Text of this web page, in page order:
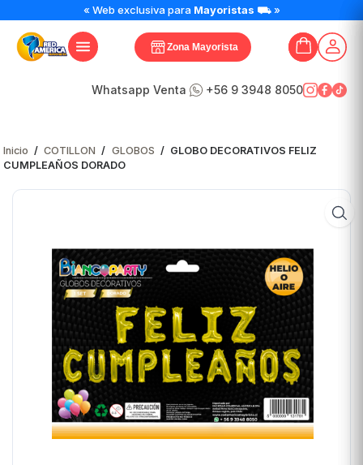
« Web exclusiva para Mayoristas ⛟ »
Zona Mayorista
Whatsapp Venta +56 9 3948 8050
Inicio / COTILLON / GLOBOS / GLOBO DECORATIVOS FELIZ
CUMPLEAÑOS DORADO